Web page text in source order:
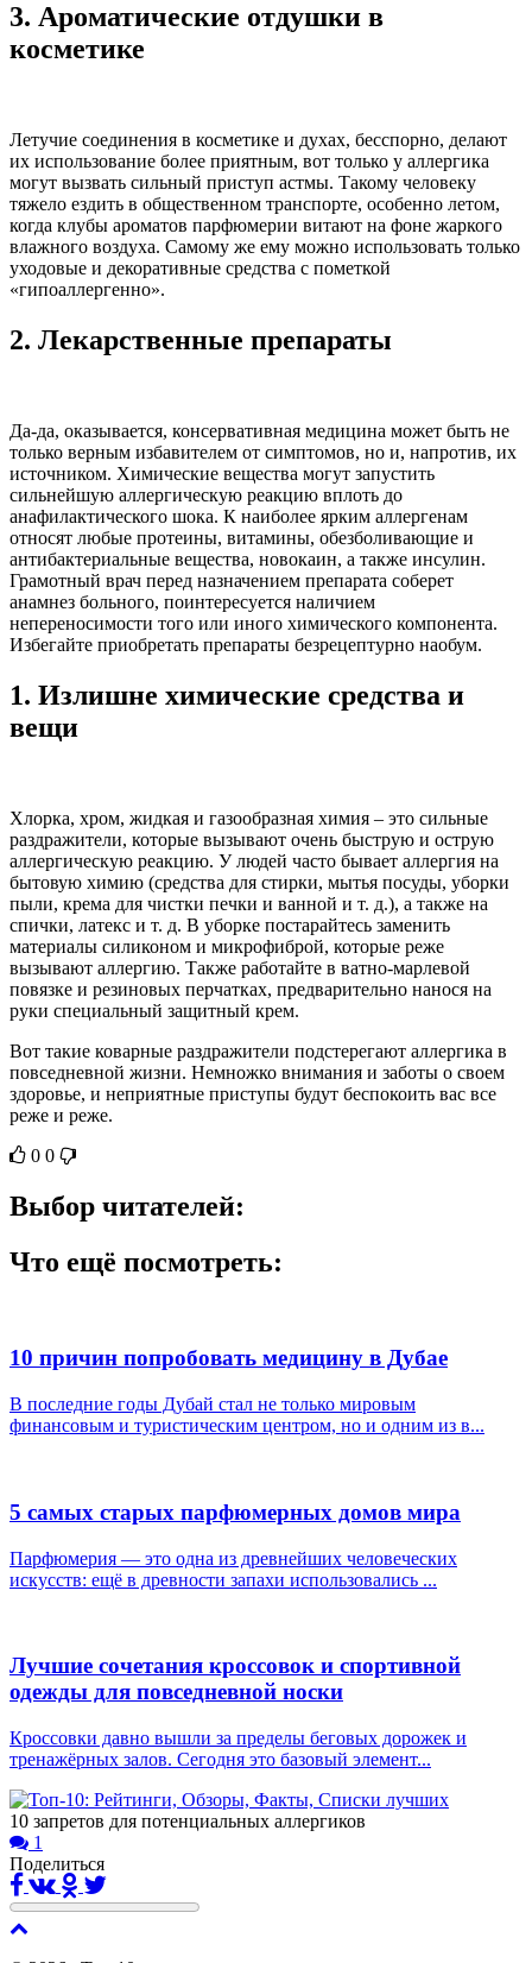
3. Ароматические отдушки в
косметике
Летучие соединения в косметике и духах, бесспорно, делают
их использование более приятным, вот только у аллергика
могут вызвать сильный приступ астмы. Такому человеку
тяжело ездить в общественном транспорте, особенно летом,
когда клубы ароматов парфюмерии витают на фоне жаркого
влажного воздуха. Самому же ему можно использовать только
уходовые и декоративные средства с пометкой
«гипоаллергенно».
2. Лекарственные препараты
Да-да, оказывается, консервативная медицина может быть не
только верным избавителем от симптомов, но и, напротив, их
источником. Химические вещества могут запустить
сильнейшую аллергическую реакцию вплоть до
анафилактического шока. К наиболее ярким аллергенам
относят любые протеины, витамины, обезболивающие и
антибактериальные вещества, новокаин, а также инсулин.
Грамотный врач перед назначением препарата соберет
анамнез больного, поинтересуется наличием
непереносимости того или иного химического компонента.
Избегайте приобретать препараты безрецептурно наобум.
1. Излишне химические средства и
вещи
Хлорка, хром, жидкая и газообразная химия – это сильные
раздражители, которые вызывают очень быструю и острую
аллергическую реакцию. У людей часто бывает аллергия на
бытовую химию (средства для стирки, мытья посуды, уборки
пыли, крема для чистки печки и ванной и т. д.), а также на
спички, латекс и т. д. В уборке постарайтесь заменить
материалы силиконом и микрофиброй, которые реже
вызывают аллергию. Также работайте в ватно-марлевой
повязке и резиновых перчатках, предварительно нанося на
руки специальный защитный крем.
Вот такие коварные раздражители подстерегают аллергика в
повседневной жизни. Немножко внимания и заботы о своем
здоровье, и неприятные приступы будут беспокоить вас все
реже и реже.
0 0
Выбор читателей:
Что ещё посмотреть:
10 причин попробовать медицину в Дубае
В последние годы Дубай стал не только мировым
финансовым и туристическим центром, но и одним из в...
5 самых старых парфюмерных домов мира
Парфюмерия — это одна из древнейших человеческих
искусств: ещё в древности запахи использовались ...
Лучшие сочетания кроссовок и спортивной
одежды для повседневной носки
Кроссовки давно вышли за пределы беговых дорожек и
тренажёрных залов. Сегодня это базовый элемент...
10 запретов для потенциальных аллергиков
1
Поделиться